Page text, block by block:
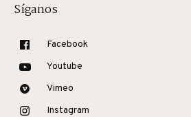
Síganos
Facebook
Youtube
Vimeo
Instagram